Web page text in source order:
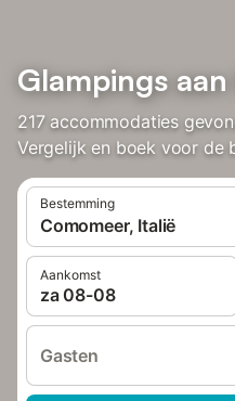
Glampings
217 accommodaties
Vergelijk en boek voor de
Bestemming
Comomeer, Italië
Aankomst
za 08-08
Gasten